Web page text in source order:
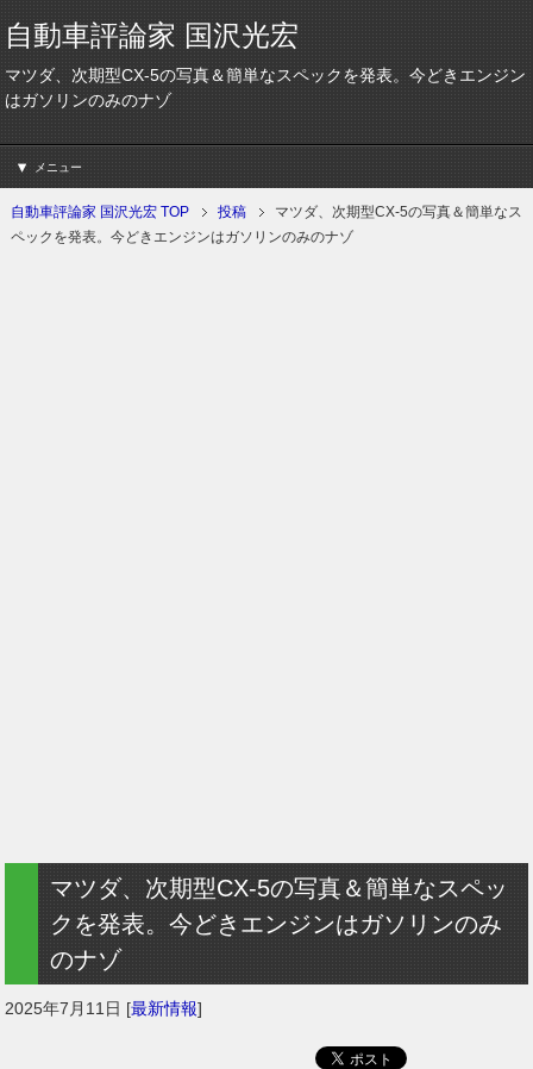
自動車評論家 国沢光宏
マツダ、次期型CX-5の写真＆簡単なスペックを発表。今どきエンジン
はガソリンのみのナゾ
メニュー
自動車評論家 国沢光宏 TOP 投稿
マツダ、次期型CX-5の写真＆簡単なス
ペックを発表。今どきエンジンはガソリンのみのナゾ
マツダ、次期型CX-5の写真＆簡単なスペッ
クを発表。今どきエンジンはガソリンのみ
のナゾ
2025年7月11日 [最新情報]